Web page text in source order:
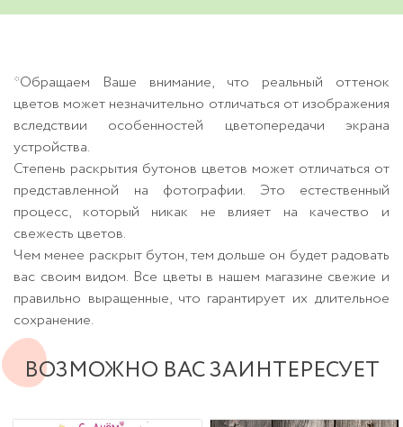
*Обращаем Ваше внимание, что реальный оттенок
цветов может незначительно отличаться от изображения
вследствии особенностей цветопередачи экрана
устройства.
Степень раскрытия бутонов цветов может отличаться от
представленной на фотографии. Это естественный
процесс, который никак не влияет на качество и
свежесть цветов.
Чем менее раскрыт бутон, тем дольше он будет радовать
вас своим видом. Все цветы в нашем магазине свежие и
правильно выращенные, что гарантирует их длительное
сохранение.
ВОЗМОЖНО ВАС ЗАИНТЕРЕСУЕТ